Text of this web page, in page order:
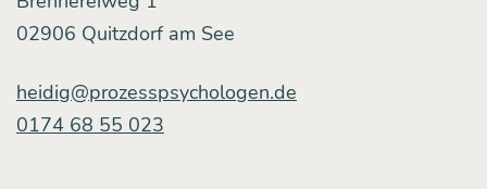
02906 Quitzdorf am See
heidig@prozesspsychologen.de
0174 68 55 023